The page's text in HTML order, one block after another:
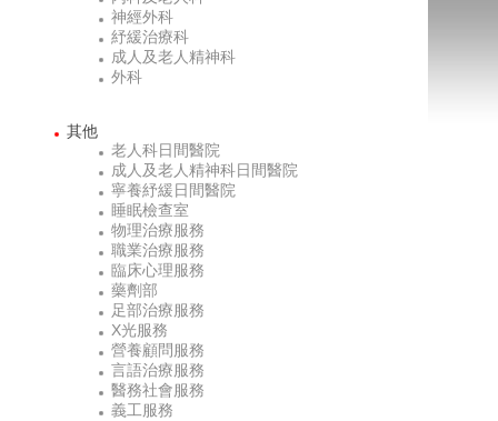
神經外科
紓緩治療科
成人及老人精神科
外科
其他
老人科日間醫院
成人及老人精神科日間醫院
寧養紓緩日間醫院
睡眠檢查室
物理治療服務
職業治療服務
臨床心理服務
藥劑部
足部治療服務
X光服務
營養顧問服務
言語治療服務
醫務社會服務
義工服務